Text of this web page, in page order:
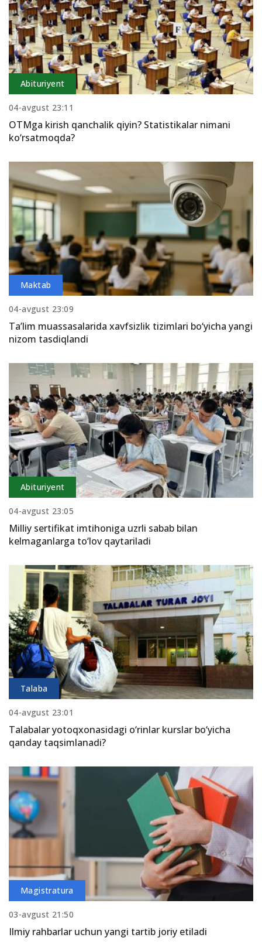
Abituriyent
04-avgust 23:11
OTMga kirish qanchalik qiyin? Statistikalar nimani
ko‘rsatmoqda?
Maktab
04-avgust 23:09
Ta’lim muassasalarida xavfsizlik tizimlari bo‘yicha yangi
nizom tasdiqlandi
Abituriyent
04-avgust 23:05
Milliy sertifikat imtihoniga uzrli sabab bilan
kelmaganlarga to‘lov qaytariladi
Talaba
04-avgust 23:01
Talabalar yotoqxonasidagi o‘rinlar kurslar bo‘yicha
qanday taqsimlanadi?
Magistratura
03-avgust 21:50
Ilmiy rahbarlar uchun yangi tartib joriy etiladi